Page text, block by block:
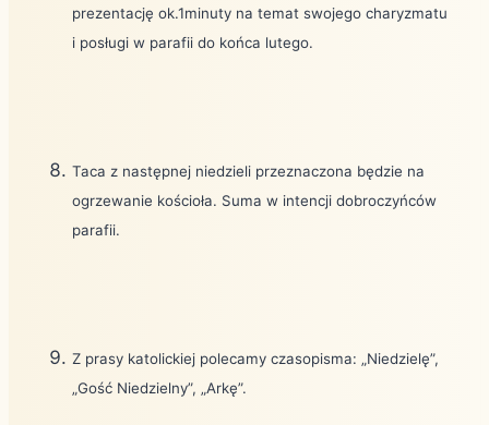
prezentację ok.1minuty na temat swojego charyzmatu
i posługi w parafii do końca lutego.
Taca z następnej niedzieli przeznaczona będzie na
ogrzewanie kościoła. Suma w intencji dobroczyńców
parafii.
Z prasy katolickiej polecamy czasopisma: „Niedzielę”,
„Gość Niedzielny”, „Arkę”.